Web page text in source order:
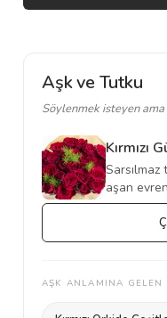
Aşk ve Tutku
Söylenmek isteyen ama
Kırmızı
Sarsılmaz
aşan
AŞK ANLAMINA GELEN